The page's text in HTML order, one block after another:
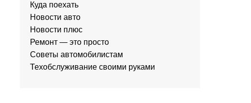
Куда поехать
Новости авто
Новости плюс
Ремонт — это просто
Советы автомобилистам
Техобслуживание своими руками